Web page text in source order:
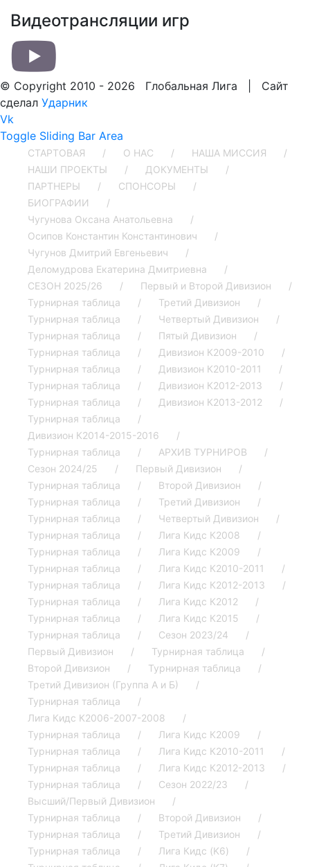
Видеотрансляции игр
© Copyright 2010 - 2026 Глобальная Лига | Сайт
сделал Ударник
Vk
Toggle Sliding Bar Area
СТАРТОВАЯ О НАС
НАША МИССИЯ
НАШИ ПРОЕКТЫ
ДОКУМЕНТЫ
ПАРТНЕРЫ
СПОНСОРЫ
БИОГРАФИИ
Чугунова Оксана Анатольевна
Осипов Константин Константинович
Чугунов Дмитрий Евгеньевич
Деломудрова Екатерина Дмитриевна
СЕЗОН 2025/26
Первый и Второй Дивизион
Турнирная таблица
Третий Дивизион
Турнирная таблица
Четвертый Дивизион
Турнирная таблица
Пятый Дивизион
Турнирная таблица
Дивизион К2009-2010
Турнирная таблица
Дивизион К2010-2011
Турнирная таблица
Дивизион К2012-2013
Турнирная таблица
Дивизион К2013-2012
Турнирная таблица
Дивизион К2014-2015-2016
Турнирная таблица
АРХИВ ТУРНИРОВ
Сезон 2024/25
Первый Дивизион
Турнирная таблица
Второй Дивизион
Турнирная таблица
Третий Дивизион
Турнирная таблица
Четвертый Дивизион
Турнирная таблица
Лига Кидс К2008
Турнирная таблица
Лига Кидс К2009
Турнирная таблица
Лига Кидс К2010-2011
Турнирная таблица
Лига Кидс К2012-2013
Турнирная таблица
Лига Кидс К2012
Турнирная таблица
Лига Кидс К2015
Турнирная таблица
Сезон 2023/24
Первый Дивизион
Турнирная таблица
Второй Дивизион
Турнирная таблица
Третий Дивизион (Группа А и Б)
Турнирная таблица
Лига Кидс К2006-2007-2008
Турнирная таблица
Лига Кидс К2009
Турнирная таблица
Лига Кидс К2010-2011
Турнирная таблица
Лига Кидс К2012-2013
Турнирная таблица
Сезон 2022/23
Высший/Первый Дивизион
Турнирная таблица
Второй Дивизион
Турнирная таблица
Третий Дивизион
Турнирная таблица
Лига Кидс (K6)